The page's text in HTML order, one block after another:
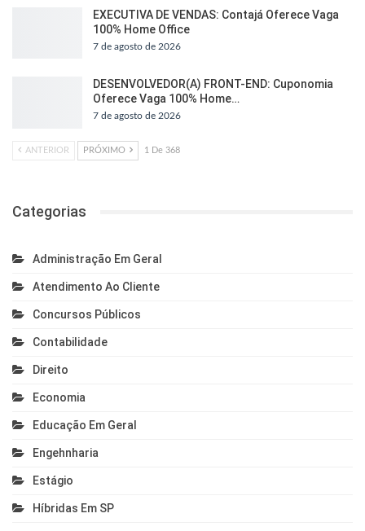
EXECUTIVA DE VENDAS: Contajá Oferece Vaga
100% Home Office
7 de agosto de 2026
DESENVOLVEDOR(A) FRONT-END: Cuponomia
Oferece Vaga 100% Home…
7 de agosto de 2026
ANTERIOR PRÓXIMO 1 De 368
Categorias
Administração Em Geral
Atendimento Ao Cliente
Concursos Públicos
Contabilidade
Direito
Economia
Educação Em Geral
Engehnharia
Estágio
Híbridas Em SP